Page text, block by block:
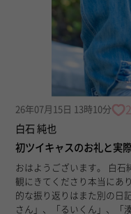
26年07月15日 13時10分
白石 純也
初ツイキャスのお礼と実
おはようございます。 白石純也です。 昨日は沢山の方、ツイキャス
観にきてくださり本当にありがとう
的な振り返りはまた別の日
さん」、「るいくん」、「